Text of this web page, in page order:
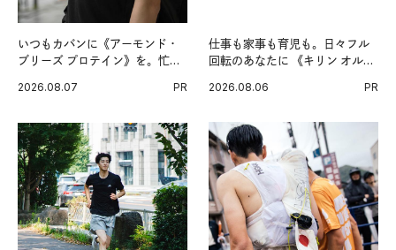
いつもカバンに《アーモンド・
ブリーズ プロテイン》を。忙し
グ習慣。
2026.08.07 PR
仕事も家事も育児も。日々フル
回転のあなたに 《キリン オルニ
2026.08.06 PR